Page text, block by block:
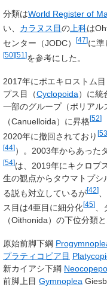
分類はWorld Register of
い、 カラヌス目の 上科は
センター（JODC）
[47]に準
[50][51 ]を参考にした。
2017年にポエキロストム目
プス目（Cyclopoida）に統
一部のグループ（ポリアル
（Canuelloida）に昇格[52]
2020年に撤回されており [53
[44] ）。2003年からあった
[54]は、2019年にキクロプ
生の観点からタウマトプ
る説も対立しているが[42]
ス目は4亜目に細分化[45]
（Oithonida）の下位分類と
原始前脚下綱
プラティコピア目
新カイアシ下綱
前脚上目 Gymnoplea